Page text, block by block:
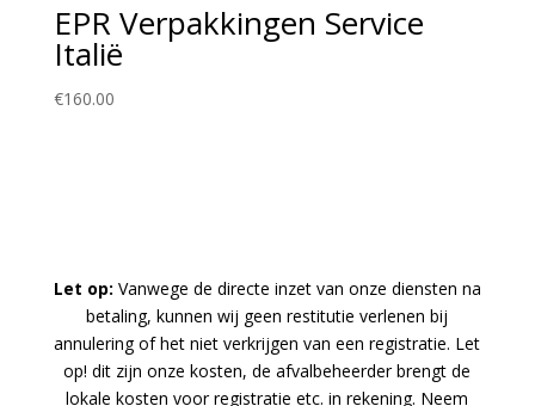
EPR Verpakkingen Service
Italië
€160.00
Let op: Vanwege de directe inzet van onze diensten na
betaling, kunnen wij geen restitutie verlenen bij
annulering of het niet verkrijgen van een registratie. Let
op! dit zijn onze kosten, de afvalbeheerder brengt de
lokale kosten voor registratie etc. in rekening. Neem